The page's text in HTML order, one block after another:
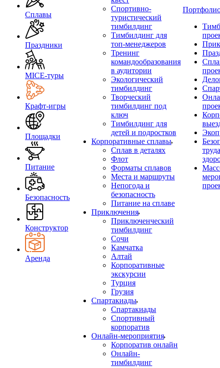
Сплавы
Праздники
MICE‑туры
Крафт-игры
Площадки
Питание
Безопасность
Конструктор
Аренда
Спортивно-
туристический
тимбилдинг
Тимбилдинг для
топ-менеджеров
Тренинг
командообразования
в аудитории
Экологический
тимбилдинг
Творческий
тимбилдинг под
ключ
Тимбилдинг для
детей и подростков
Корпоративные сплавы
Сплав в деталях
Флот
Форматы сплавов
Места и маршруты
Непогода и
безопасность
Питание на сплаве
Приключения
Приключенческий
тимбилдинг
Сочи
Камчатка
Алтай
Корпоративные
экскурсии
Турция
Грузия
Спартакиады
Спартакиады
Спортивный
корпоратив
Онлайн-мероприятия
Корпоратив онлайн
Онлайн-
тимбилдинг